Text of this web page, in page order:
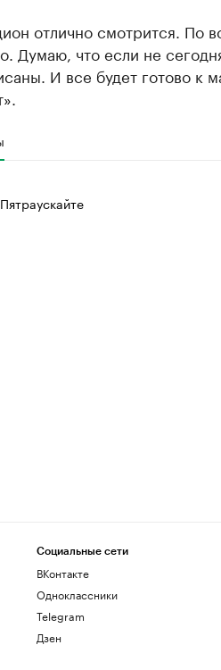
отлично смотрится. По
Думаю, что если не
И все будет готово к
Социальные сети
ВКонтакте
Одноклассники
Telegram
Дзен